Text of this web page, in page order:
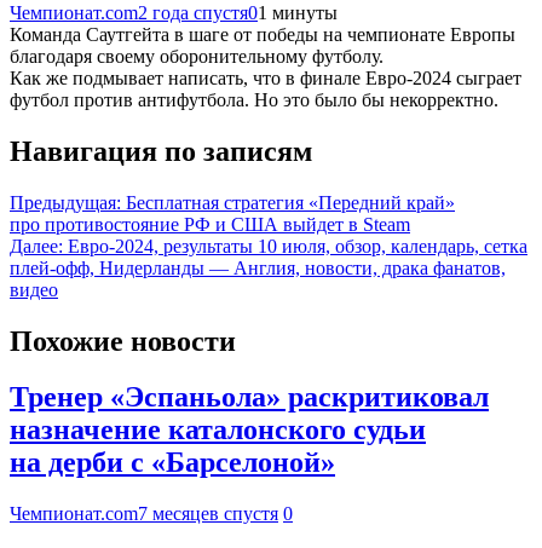
Чемпионат.com2 года спустя01 минуты
Команда Саутгейта в шаге от победы на чемпионате Европы
благодаря своему оборонительному футболу.
Как же подмывает написать, что в финале Евро-2024 сыграет
футбол против антифутбола. Но это было бы некорректно.
Навигация по записям
Предыдущая: Бесплатная стратегия «Передний край»
про противостояние РФ и США выйдет в Steam
Далее: Евро-2024, результаты 10 июля, обзор, календарь, сетка
плей-офф, Нидерланды — Англия, новости, драка фанатов,
видео
Похожие новости
Тренер «Эспаньола» раскритиковал
назначение каталонского судьи
на дерби с «Барселоной»
Чемпионат.com7 месяцев спустя 0